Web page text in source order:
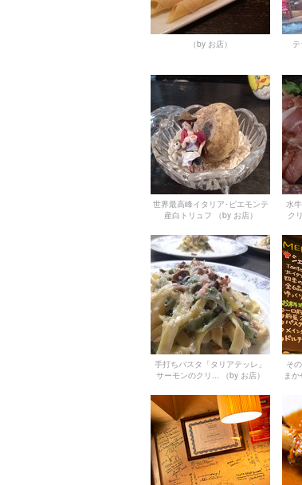
（by お店）
世界最高峰イタリア･ピエモンテ
産白トリュフ
（by お店）
水
ク
手打ちパスタ「タリアテッレ」
サーモンのクリ...
（by お店）
そ
ま